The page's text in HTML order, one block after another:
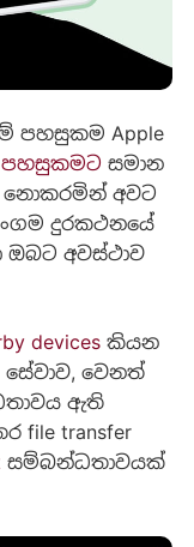
පහසුකම Apple
පහසුකමට සමාන
නොකරමින් අවට
දුරකථනයේ
ඔබට අවස්ථාව
devicesකියන
වෙනත්
ඇති
file transfer
සම්බන්ධතාවයක්